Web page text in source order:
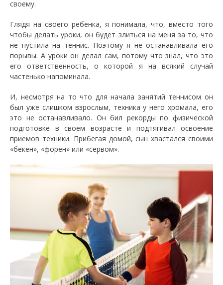
своему.
Глядя на своего ребенка, я понимала, что, вместо того
чтобы делать уроки, он будет злиться на меня за то, что
не пустила на теннис. Поэтому я не останавливала его
порывы. А уроки он делал сам, потому что знал, что это
его ответственность, о которой я на всякий случай
частенько напоминала.
И, несмотря на то что для начала занятий теннисом он
был уже слишком взрослым, техника у него хромала, его
это не останавливало. Он бил рекорды по физической
подготовке в своем возрасте и подтягивал освоение
приемов техники. Прибегая домой, сын хвастался своими
«бекен», «форен» или «сервом».